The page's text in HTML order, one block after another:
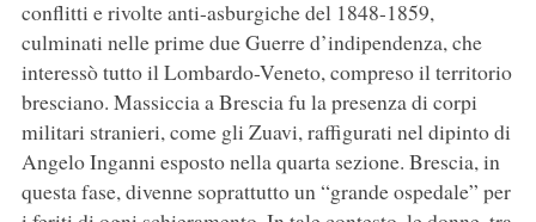
conflitti e rivolte anti-asburgiche del 1848-1859,
culminati nelle prime due Guerre d’indipendenza, che
interessò tutto il Lombardo-Veneto, compreso il territorio
bresciano. Massiccia a Brescia fu la presenza di corpi
militari stranieri, come gli Zuavi, raffigurati nel dipinto di
Angelo Inganni esposto nella quarta sezione. Brescia, in
questa fase, divenne soprattutto un “grande ospedale” per